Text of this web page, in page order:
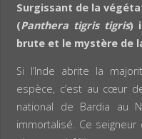
Surgissant de la
(Panthera tigris tigris)
brute et le mystère de
Si l’Inde abrite la
espèce, c’est au cœur
national de Bardia au
immortalisé. Ce